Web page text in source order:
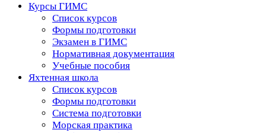
Курсы ГИМС
Список курсов
Формы подготовки
Экзамен в ГИМС
Нормативная документация
Учебные пособия
Яхтенная школа
Список курсов
Формы подготовки
Cистема подготовки
Морская практика